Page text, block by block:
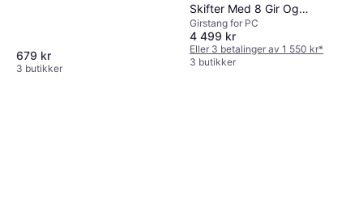
679 kr
3 butikker
Skifter Med 8 Gir Og
Sekvensielle Gir
Girstang for PC
4 499 kr
Eller 3 betalinger av 1 550 kr*
3 butikker